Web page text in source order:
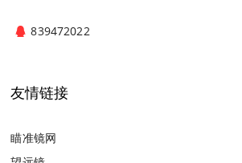
839472022
友情链接
瞄准镜网